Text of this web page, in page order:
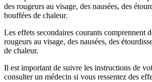
des rougeurs au visage, des nausées, des
bouffées de chaleur.
Les effets secondaires courants comprennent
rougeurs au visage, des nausées, des
de chaleur.
Il est important de suivre les instructions de
consulter un médecin si vous ressentez des